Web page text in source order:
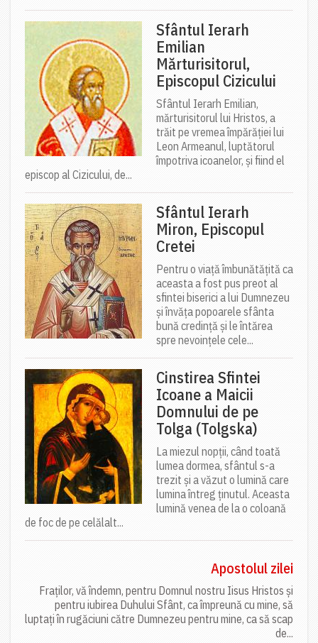
Sfântul Ierarh
Emilian
Mărturisitorul,
Episcopul Cizicului
Sfântul Ierarh Emilian,
mărturisitorul lui Hristos, a
trăit pe vremea împărăției lui
Leon Armeanul, luptătorul
împotriva icoanelor, și fiind el
episcop al Cizicului, de...
Sfântul Ierarh
Miron, Episcopul
Cretei
Pentru o viață îmbunătățită ca
aceasta a fost pus preot al
sfintei biserici a lui Dumnezeu
și învăța popoarele sfânta
bună credință și le întărea
spre nevoințele cele...
Cinstirea Sfintei
Icoane a Maicii
Domnului de pe
Tolga (Tolgska)
La miezul nopții, când toată
lumea dormea, sfântul s-a
trezit și a văzut o lumină care
lumina întreg ținutul. Aceasta
lumină venea de la o coloană
de foc de pe celălalt...
Apostolul zilei
Fraților, vă îndemn, pentru Domnul nostru Iisus Hristos și
pentru iubirea Duhului Sfânt, ca împreună cu mine, să
luptați în rugăciuni către Dumnezeu pentru mine, ca să scap
de...